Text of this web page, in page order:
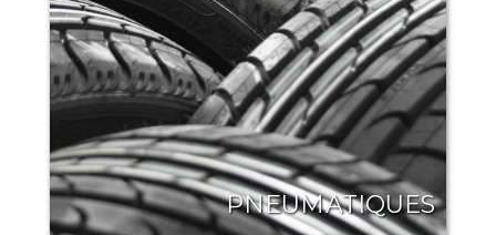
PNEUMATIQUES